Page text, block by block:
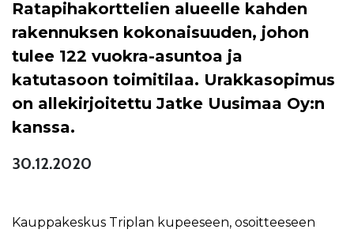
Ratapihakorttelien alueelle kahden
rakennuksen kokonaisuuden, johon
tulee 122 vuokra-asuntoa ja
katutasoon toimitilaa. Urakkasopimus
on allekirjoitettu Jatke Uusimaa Oy:n
kanssa.
30.12.2020
Kauppakeskus Triplan kupeeseen, osoitteeseen